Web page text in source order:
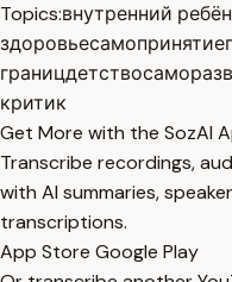
Topics:внутренний
здоровьесамопринятие
границдетство
критик
Get More with the SozAI
Transcribe recordings,
with AI summaries,
transcriptions.
App Store Google Play